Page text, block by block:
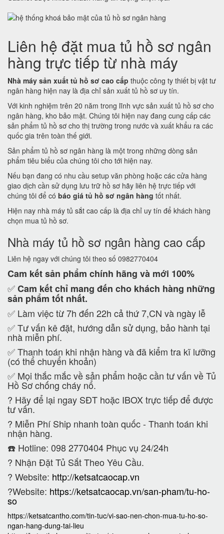
Liên hệ đặt mua tủ hồ sơ ngân
hàng trực tiếp từ nhà máy
Nhà máy sản xuất tủ hồ sơ cao cấp thuộc công ty thiết bị vật tư
ngân hàng hiện nay là địa chỉ sản xuất tủ hồ sơ uy tín.
Với kinh nghiệm trên 20 năm trong lĩnh vực sản xuất tủ hồ sơ cho
ngân hàng, kho bảo mật. Chúng tôi hiện nay đang cung cấp các
sản phẩm tủ hồ sơ cho thị trường trong nước và xuất khẩu ra các
quốc gia trên toàn thế giới.
Sản phẩm tủ hồ sơ ngân hàng là một trong những dòng sản
phẩm tiêu biểu của chúng tôi cho tới hiện nay.
Nếu bạn đang có nhu cầu setup văn phòng hoặc các cửa hàng
giao dịch cần sử dụng lưu trữ hồ sơ hãy liên hệ trực tiếp với
chúng tôi để có báo giá tủ hồ sơ ngân hàng tốt nhất.
Hiện nay nhà máy tủ sắt cao cấp là địa chỉ uy tín để khách hàng
chọn mua tủ hồ sơ.
Nhà máy tủ hồ sơ ngân hàng cao cấp
Liên hệ ngay với chúng tôi theo số 0982770404
Cam kếtsản phẩm chính hãng và mới 100%
✅Cam kếtchỉ mang đến cho khách hàng những
sản phẩm tốt nhất.
✅ Làm việc từ 7h đến 22h cả thứ 7,CN và ngày lễ
✅ Tư vấn kê đặt, hướng dẫn sử dụng, bảo hành tại
nhà miễn phí.
✅ Thanh toán khi nhận hàng và đã kiểm tra kĩ lưỡng
(có thể chuyển khoản)
✅ Mọi thắc mắc về sản phẩm hoặc cần tư vấn về Tủ
Hồ Sơ chống cháy nổ.
? Hãy để lại ngay SĐT hoặc IBOX trực tiếp để được
tư vấn.
? Miễn Phí Ship nhanh toàn quốc - Thanh toán khi
nhận hàng.
☎️ Hotline: 098 2770404 Phục vụ 24/24h
? Nhận Đặt Tủ Sắt Theo Yêu Cầu.
? Website: http://ketsatcaocap.vn
?Website: https://ketsatcaocap.vn/san-pham/tu-ho-
so
https://ketsatcantho.com/tin-tuc/vi-sao-nen-chon-mua-tu-ho-so-
ngan-hang-dung-tai-lieu